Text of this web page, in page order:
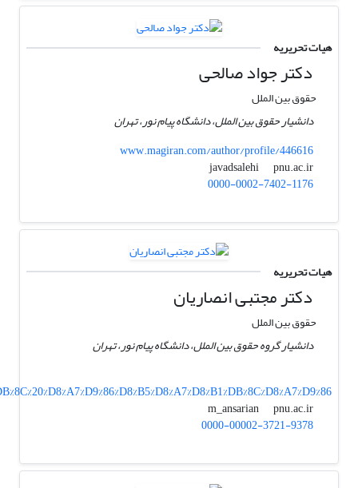
هیات تحریریه
دکتر جواد صالحی
حقوق بین الملل
دانشیار حقوق بین الملل، دانشگاه پیام نور، تهران
www.magiran.com/author/profile/446616
javadsalehi
pnu.ac.ir
0000-0002-7402-1176
هیات تحریریه
دکتر مجتبی انصاریان
حقوق بین الملل
دانشیار گروه حقوق بین الملل، دانشگاه پیام نور، تهران
m_ansarian
pnu.ac.ir
0000-00002-3721-9378